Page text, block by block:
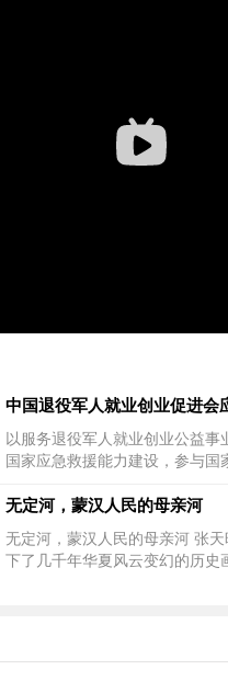
以服务退役军人就业创业公益事
国家应急救援能力建设，参与国
无定河，蒙汉人民的母亲河
无定河，蒙汉人民的母亲河 张天晓 古老的统万
下了几千年华夏风云变幻的历史